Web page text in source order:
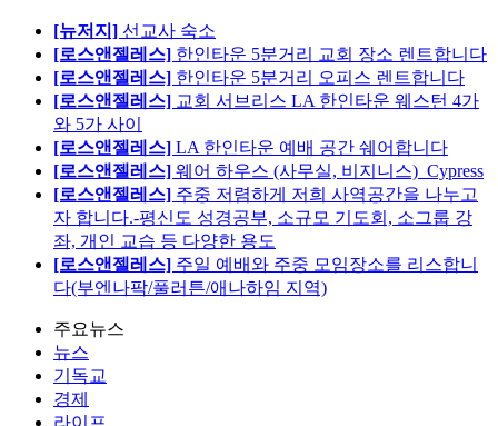
[뉴저지] 선교사 숙소
[로스앤젤레스] 한인타운 5분거리 교회 장소 렌트합니다
[로스앤젤레스] 한인타운 5분거리 오피스 렌트합니다
[로스앤젤레스] 교회 서브리스 LA 한인타운 웨스턴 4가
와 5가 사이
[로스앤젤레스] LA 한인타운 예배 공간 쉐어합니다
[로스앤젤레스] 웨어 하우스 (사무실, 비지니스)_Cypress
[로스앤젤레스] 주중 저렴하게 저희 사역공간을 나누고
자 합니다.-평신도 성경공부, 소규모 기도회, 소그룹 강
좌, 개인 교습 등 다양한 용도
[로스앤젤레스] 주일 예배와 주중 모임장소를 리스합니
다(부엔나팍/풀러튼/애나하임 지역)
주요뉴스
뉴스
기독교
경제
라이프